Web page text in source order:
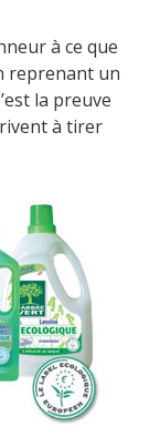
à ce que
reprenant un
la preuve
à tirer